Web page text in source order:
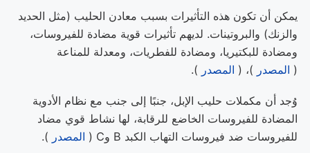
يمكن أن تكون هذه التأثيرات بسبب معادن الحليب (مثل الحديد
والزنك) والبروتينات. لديهم تأثيرات قوية مضادة للفيروسات،
ومضادة للبكتيريا، ومضادة للفطريات، ومعدلة للمناعة
( المصدر )، ( المصدر ).
وُجد أن مكملات حليب الإبل، جنبًا إلى جنب مع نظام الأدوية
المضادة للفيروسات الخاضع للرقابة، لها نشاط قوي مضاد
للفيروسات ضد فيروسات التهاب الكبد B وC (
المصدر ).